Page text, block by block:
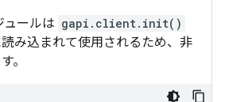
ュールは gapi.client.init()
み込まれて使用されるため、非
。